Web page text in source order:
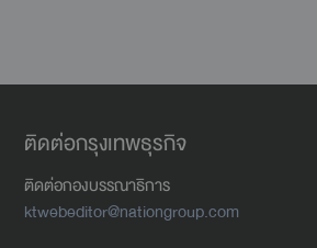
ติดต่อกรุงเทพธุรกิจ
ติดต่อกองบรรณาธิการ
ktwebeditor@nationgroup.com